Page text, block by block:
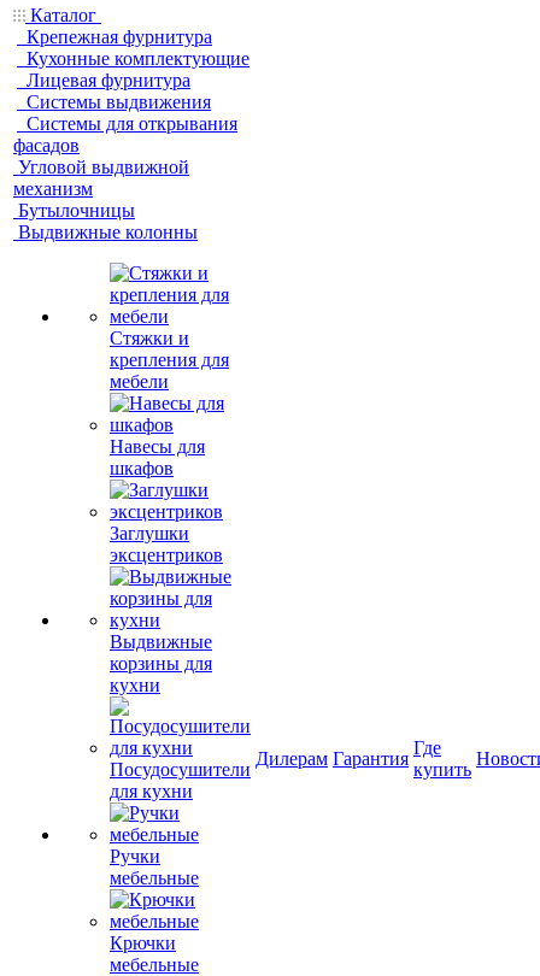
Каталог
Крепежная фурнитура
Кухонные комплектующие
Лицевая фурнитура
Системы выдвижения
Системы для открывания
фасадов
Угловой выдвижной
механизм
Бутылочницы
Выдвижные колонны
Стяжки и
крепления для
мебели
Навесы для
шкафов
Заглушки
эксцентриков
Выдвижные
корзины для
кухни
Посудосушители
для кухни
Ручки
мебельные
Крючки
мебельные
Дилерам Гарантия
Где
купить